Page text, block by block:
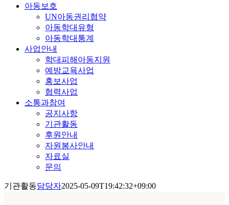
아동보호
UN아동권리협약
아동학대유형
아동학대통계
사업안내
학대피해아동지원
예방교육사업
홍보사업
협력사업
소통과참여
공지사항
기관활동
후원안내
자원봉사안내
자료실
문의
기관활동담당자2025-05-09T19:42:32+09:00